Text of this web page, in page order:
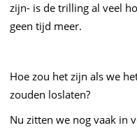
zijn- is de trilling al veel
geen tijd meer.
Hoe zou het zijn als we
zouden loslaten?
Nu zitten we nog vaak in